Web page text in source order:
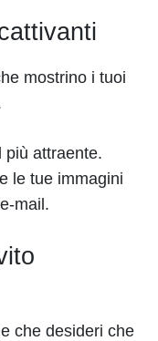
mostrino i tuoi
più attraente.
le tue immagini
mail.
che desideri che